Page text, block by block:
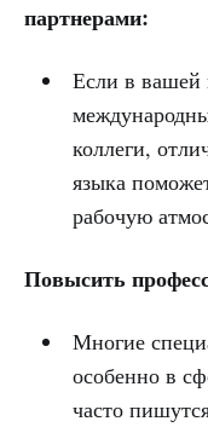
партнерами:
Если в вашей
коллеги,
языка
рабочую
Повысить
Многие
особенно в
часто